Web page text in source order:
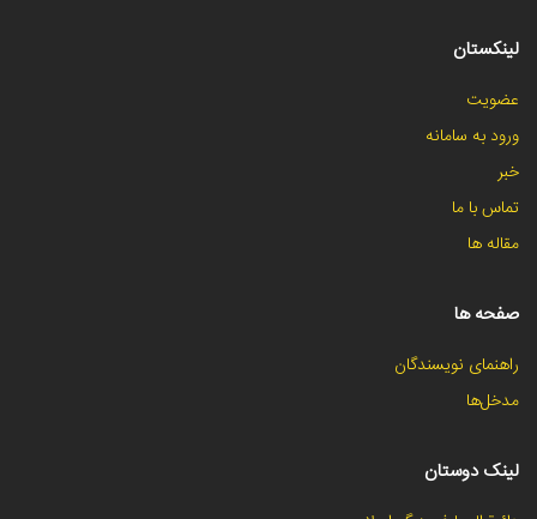
لینکستان
عضویت
ورود به سامانه
خبر
تماس با ما
مقاله ها
صفحه ها
راهنمای نویسندگان
مدخل‌ها
لینک دوستان